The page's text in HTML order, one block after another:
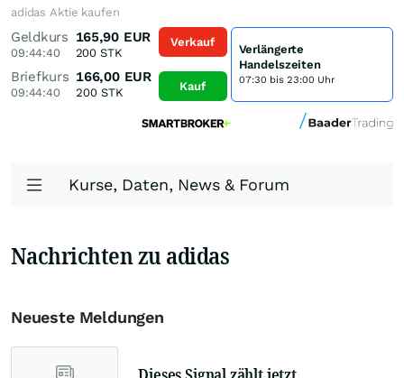
adidas Aktie kaufen
Geldkurs
09:44:40
165,90 EUR
200 STK
Briefkurs
09:44:40
166,00 EUR
200STK
Verkauf
Kauf
Verlängerte
Handelszeiten
07:30 bis 23:00 Uhr
Kurse, Daten, News & Forum
Nachrichten zu adidas
Neueste Meldungen